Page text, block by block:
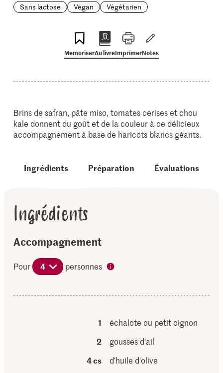
Sans lactose
Végan Végétarien
MemoriserAu livreImprimerNotes
Brins de safran, pâte miso, tomates cerises et chou
kale donnent du goût et de la couleur à ce délicieux
accompagnement à base de haricots blancs géants.
Ingrédients Préparation Évaluations
Ingrédients
Accompagnement
Pour 4 personnes
1
échalote ou petit oignon
2
gousses d'ail
4 cs
d’huile d'olive